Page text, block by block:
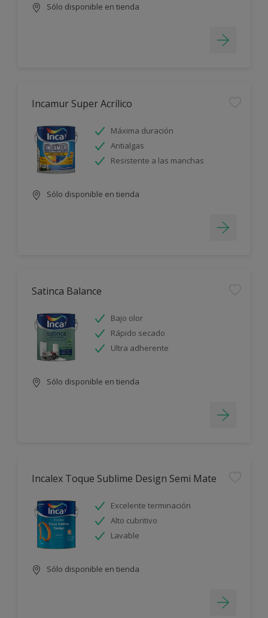
Sólo disponible en tienda
Incamur Super Acrílico
Máxima duración
Antialgas
Resistente a las manchas
Sólo disponible en tienda
Satinca Balance
Bajo olor
Rápido secado
Ultra adherente
Sólo disponible en tienda
Incalex Toque Sublime Design Semi Mate
Excelente terminación
Alto cubritivo
Lavable
Sólo disponible en tienda